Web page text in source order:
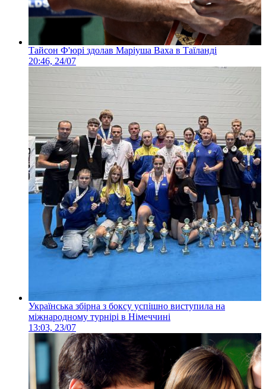
Тайсон Ф'юрі здолав Маріуша Ваха в Таїланді
20:46, 24/07
Українська збірна з боксу успішно виступила на
міжнародному турнірі в Німеччині
13:03, 23/07